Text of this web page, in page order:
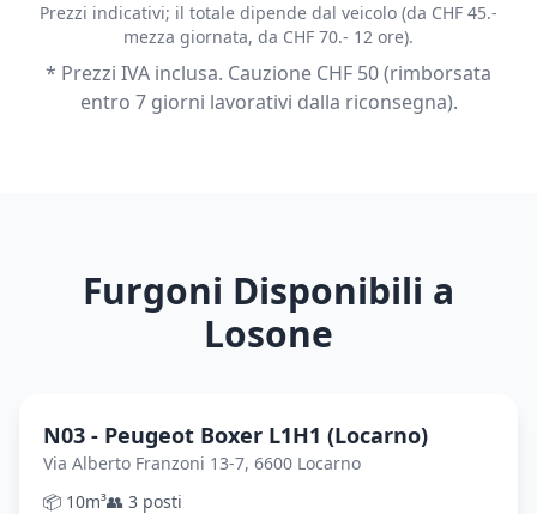
Prezzi indicativi; il totale dipende dal veicolo (da CHF 45.-
mezza giornata, da CHF 70.- 12 ore).
* Prezzi IVA inclusa. Cauzione CHF 50 (rimborsata
entro 7 giorni lavorativi dalla riconsegna).
Furgoni Disponibili a
Losone
N03 - Peugeot Boxer L1H1 (Locarno)
Via Alberto Franzoni 13-7, 6600 Locarno
📦 10m³👥 3 posti